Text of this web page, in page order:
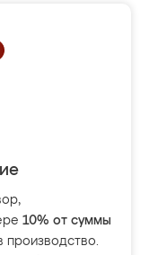
10% от суммы
производство.